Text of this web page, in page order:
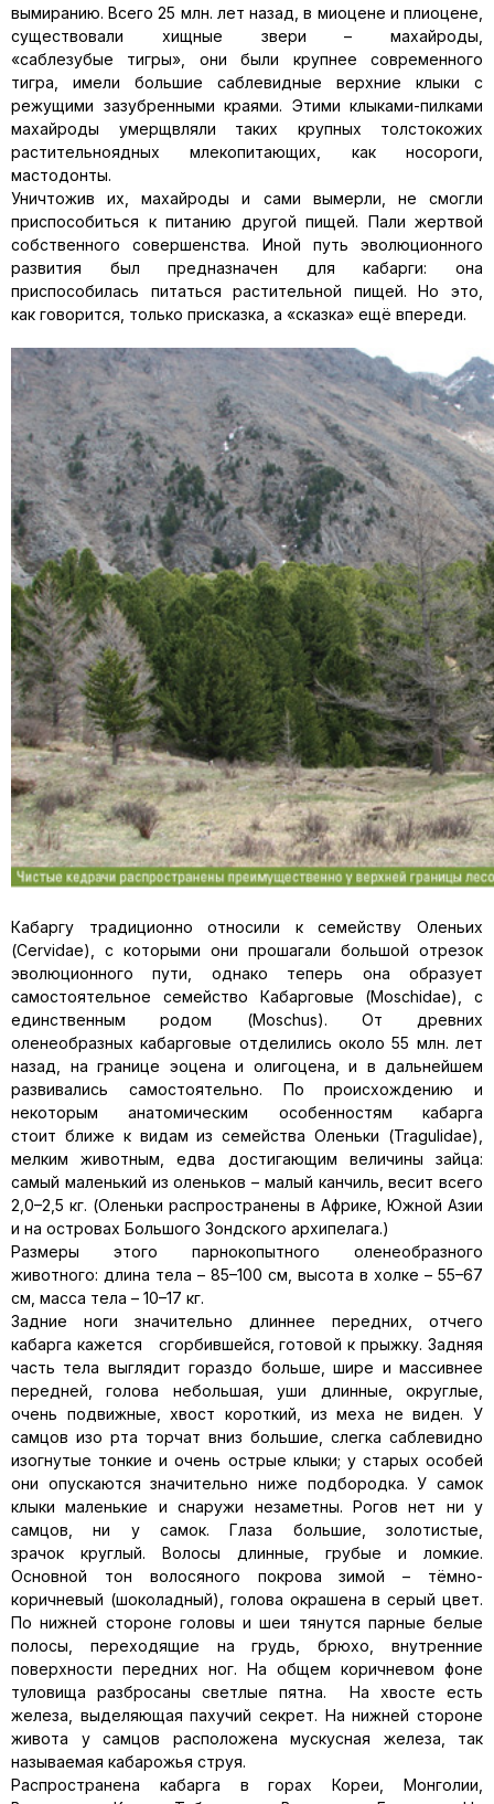
вымиранию. Всего 25 млн. лет назад, в миоцене и плиоцене,
существовали хищные звери – махайроды,
«саблезубые тигры», они были крупнее современного
тигра, имели большие саблевидные верхние клыки с
режущими зазубренными краями. Этими клыками-пилками
махайроды умерщвляли таких крупных толстокожих
растительноядных млекопитающих, как носороги,
мастодонты.
Уничтожив их, махайроды и сами вымерли, не смогли
приспособиться к питанию другой пищей. Пали жертвой
собственного совершенства. Иной путь эволюционного
развития был предназначен для кабарги: она
приспособилась питаться растительной пищей. Но это,
как говорится, только присказка, а «сказка» ещё впереди.
Кабаргу традиционно относили к семейству Оленьих
(Cervidae), с которыми они прошагали большой отрезок
эволюционного пути, однако теперь она образует
самостоятельное семейство Кабарговые (Moschidae), с
единственным родом (Moschus). От древних
оленеобразных кабарговые отделились около 55 млн. лет
назад, на границе эоцена и олигоцена, и в дальнейшем
развивались самостоятельно. По происхождению и
некоторым анатомическим особенностям кабарга
стоит ближе к видам из семейства Оленьки (Tragulidae),
мелким животным, едва достигающим величины зайца:
самый маленький из оленьков – малый канчиль, весит всего
2,0–2,5 кг. (Оленьки распространены в Африке, Южной Азии
и на островах Большого Зондского архипелага.)
Размеры этого парнокопытного оленеобразного
животного: длина тела – 85–100 см, высота в холке – 55–67
см, масса тела – 10–17 кг.
Задние ноги значительно длиннее передних, отчего
кабарга кажется сгорбившейся, готовой к прыжку. Задняя
часть тела выглядит гораздо больше, шире и массивнее
передней, голова небольшая, уши длинные, округлые,
очень подвижные, хвост короткий, из меха не виден. У
самцов изо рта торчат вниз большие, слегка саблевидно
изогнутые тонкие и очень острые клыки; у старых особей
они опускаются значительно ниже подбородка. У самок
клыки маленькие и снаружи незаметны. Рогов нет ни у
самцов, ни у самок. Глаза большие, золотистые,
зрачок круглый. Волосы длинные, грубые и ломкие.
Основной тон волосяного покрова зимой – тёмно-
коричневый (шоколадный), голова окрашена в серый цвет.
По нижней стороне головы и шеи тянутся парные белые
полосы, переходящие на грудь, брюхо, внутренние
поверхности передних ног. На общем коричневом фоне
туловища разбросаны светлые пятна. На хвосте есть
железа, выделяющая пахучий секрет. На нижней стороне
живота у самцов расположена мускусная железа, так
называемая кабарожья струя.
Распространена кабарга в горах Кореи, Монголии,